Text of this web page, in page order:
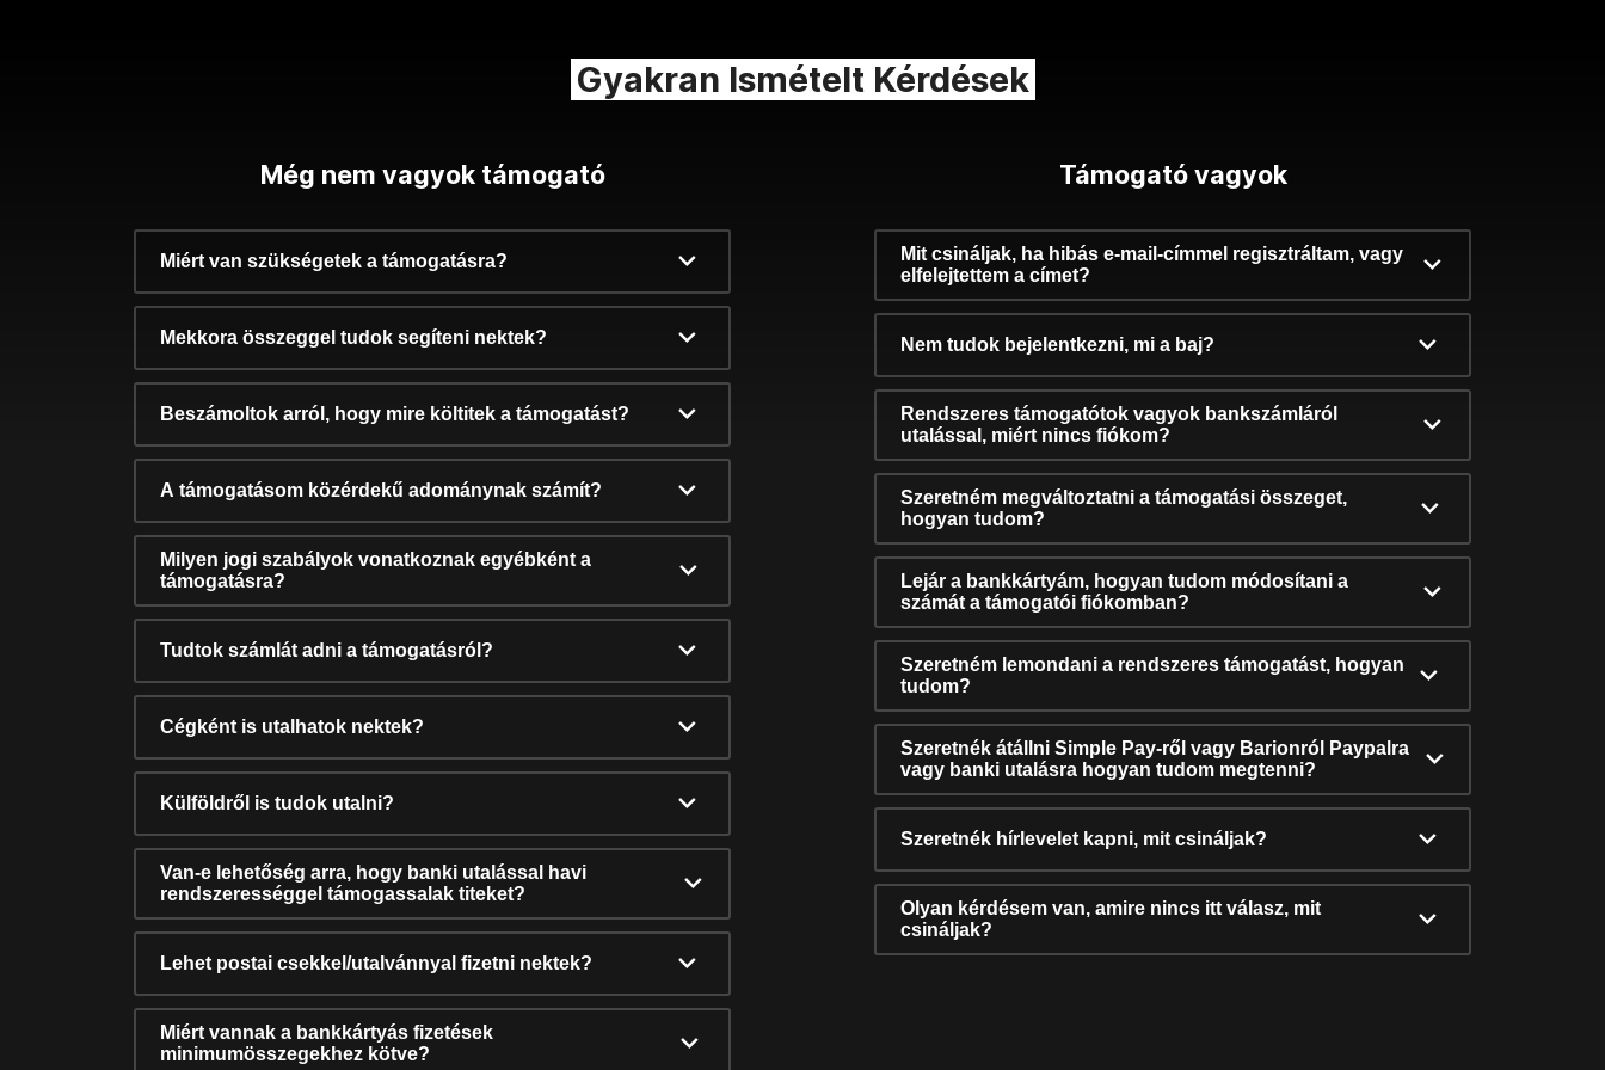
Gyakran Ismételt Kérdések
Még nem vagyok támogató
Miért van szükségetek a támogatásra?
Mekkora összeggel tudok segíteni nektek?
Beszámoltok arról, hogy mire költitek a támogatást?
A támogatásom közérdekű adománynak számít?
Milyen jogi szabályok vonatkoznak egyébként a
támogatásra?
Tudtok számlát adni a támogatásról?
Cégként is utalhatok nektek?
Külföldről is tudok utalni?
Van-e lehetőség arra, hogy banki utalással havi
rendszerességgel támogassalak titeket?
Lehet postai csekkel/utalvánnyal fizetni nektek?
Miért vannak a bankkártyás fizetések
minimumösszegekhez kötve?
Támogató vagyok
Mit csináljak, ha hibás e-mail-címmel regisztráltam, vagy
elfelejtettem a címet?
Nem tudok bejelentkezni, mi a baj?
Rendszeres támogatótok vagyok bankszámláról
utalással, miért nincs fiókom?
Szeretném megváltoztatni a támogatási összeget,
hogyan tudom?
Lejár a bankkártyám, hogyan tudom módosítani a
számát a támogatói fiókomban?
Szeretném lemondani a rendszeres támogatást, hogyan
tudom?
Szeretnék átállni Simple Pay-ről vagy Barionról Paypalra
vagy banki utalásra hogyan tudom megtenni?
Szeretnék hírlevelet kapni, mit csináljak?
Olyan kérdésem van, amire nincs itt válasz, mit
csináljak?